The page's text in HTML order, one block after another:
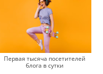
Первая тысяча посетителей
блога в сутки